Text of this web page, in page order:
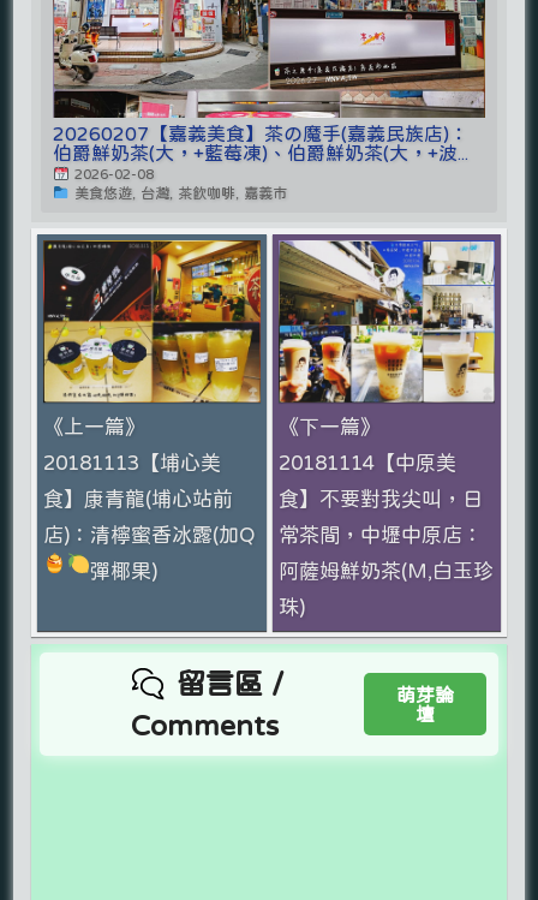
20260207【嘉義美食】茶の魔手(嘉義民族店)：
伯爵鮮奶茶(大，+藍莓凍)、伯爵鮮奶茶(大，+波...
2026-02-08
美食悠遊, 台灣, 茶飲咖啡, 嘉義市
《上一篇》
20181113【埔心美
食】康青龍(埔心站前
店)：清檸蜜香冰露(加Q
彈椰果)
《下一篇》
20181114【中原美
食】不要對我尖叫，日
常茶間，中壢中原店：
阿薩姆鮮奶茶(M,白玉珍
珠)
留言區 /
Comments
萌芽論
壇